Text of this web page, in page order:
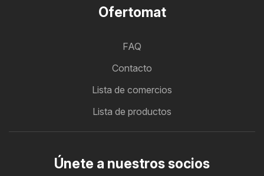
Ofertomat
FAQ
Contacto
Lista de comercios
Lista de productos
Únete a nuestros socios